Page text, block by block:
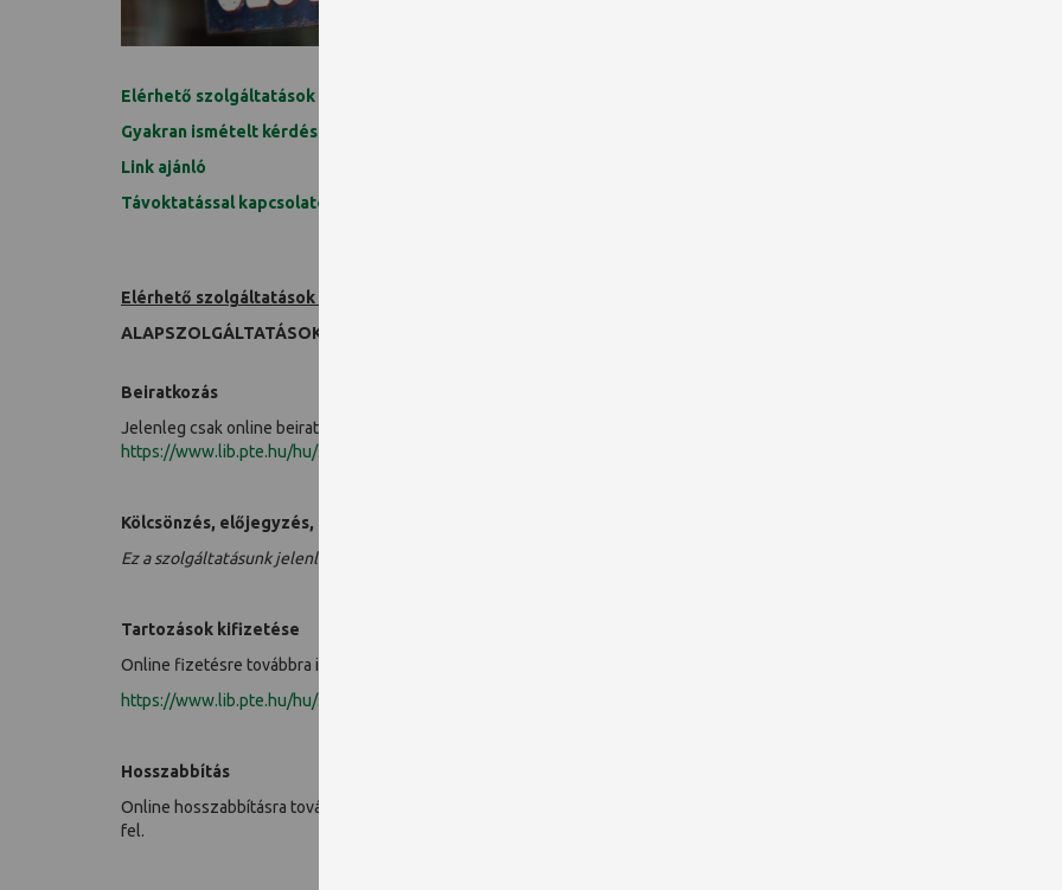
Elérhető szolgáltatások a rendkívüli zárvatartás alatt
Gyakran ismételt kérdések
Link ajánló
Távoktatással kapcsolatos ajánlók
Elérhető szolgáltatások a rendkívüli zárvatartás alatt
ALAPSZOLGÁLTATÁSOK
Beiratkozás
Jelenleg csak online beiratkozásra van lehetőség. Az online olvasójeggyel a PTE polgárok elérik az előfizetett adatbázisainkat
https://www.lib.pte.hu/hu/service/online_regisztracio-88
Kölcsönzés, előjegyzés, könyvek visszavétele
Ez a szolgáltatásunk jelenleg nem üzemel.
Tartozások kifizetése
Online fizetésre továbbra is van mód, az alábbi felületen:
https://www.lib.pte.hu/hu/service/tartozasok_fizetese_online-53
Hosszabbítás
Online hosszabbításra továbbra is van lehetőség. A lejárt határidejű könyveket egységesen és automatikusan
fel.